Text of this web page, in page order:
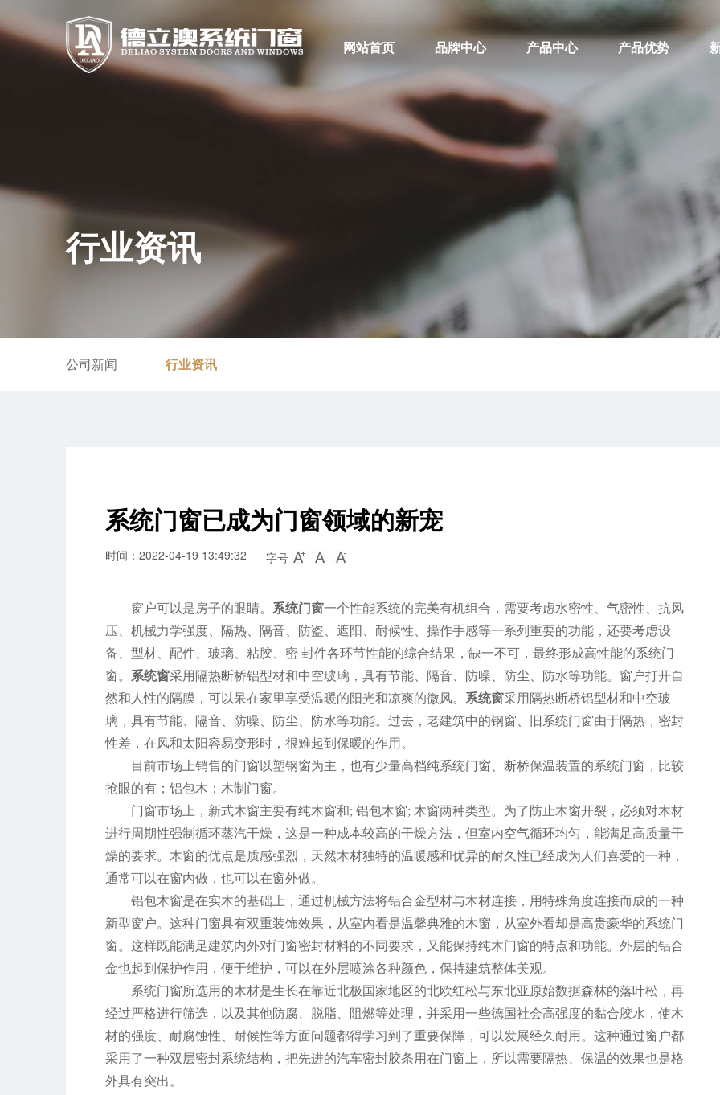
网站首页 品牌中心 产品中心 产品优势
行业资讯
公司新闻 行业资讯
系统门窗已成为门窗领域的新宠
时间：2022-04-19 13:49:32 字号
窗户可以是房子的眼睛。 系统门窗一个性能系统的完美有机组合，需要考虑水密性、气密性、抗风
压、机械力学强度、隔热、隔音、防盗、遮阳、耐候性、操作手感等一系列重要的功能，还要考虑设
备、型材、配件、玻璃、粘胶、密 封件各环节性能的综合结果，缺一不可，最终形成高性能的系统门
窗。 系统窗采用隔热断桥铝型材和中空玻璃，具有节能、隔音、防噪、防尘、防水等功能。窗户打开自
然和人性的隔膜，可以呆在家里享受温暖的阳光和凉爽的微风。 系统窗采用隔热断桥铝型材和中空玻
璃，具有节能、隔音、防噪、防尘、防水等功能。过去，老建筑中的钢窗、旧系统门窗由于隔热，密封
性差，在风和太阳容易变形时，很难起到保暖的作用。
目前市场上销售的门窗以塑钢窗为主，也有少量高档纯系统门窗、断桥保温装置的系统门窗，比较
抢眼的有；铝包木；木制门窗。
门窗市场上，新式木窗主要有纯木窗和; 铝包木窗; 木窗两种类型。为了防止木窗开裂，必须对木材
进行周期性强制循环蒸汽干燥，这是一种成本较高的干燥方法，但室内空气循环均匀，能满足高质量干
燥的要求。木窗的优点是质感强烈，天然木材独特的温暖感和优异的耐久性已经成为人们喜爱的一种，
通常可以在窗内做，也可以在窗外做。
铝包木窗是在实木的基础上，通过机械方法将铝合金型材与木材连接，用特殊角度连接而成的一种
新型窗户。这种门窗具有双重装饰效果，从室内看是温馨典雅的木窗，从室外看却是高贵豪华的系统门
窗。这样既能满足建筑内外对门窗密封材料的不同要求，又能保持纯木门窗的特点和功能。外层的铝合
金也起到保护作用，便于维护，可以在外层喷涂各种颜色，保持建筑整体美观。
系统门窗所选用的木材是生长在靠近北极国家地区的北欧红松与东北亚原始数据森林的落叶松，再
经过严格进行筛选，以及其他防腐、脱脂、阻燃等处理，并采用一些德国社会高强度的黏合胶水，使木
材的强度、耐腐蚀性、耐候性等方面问题都得学习到了重要保障，可以发展经久耐用。这种通过窗户都
采用了一种双层密封系统结构，把先进的汽车密封胶条用在门窗上，所以需要隔热、保温的效果也是格
外具有突出。